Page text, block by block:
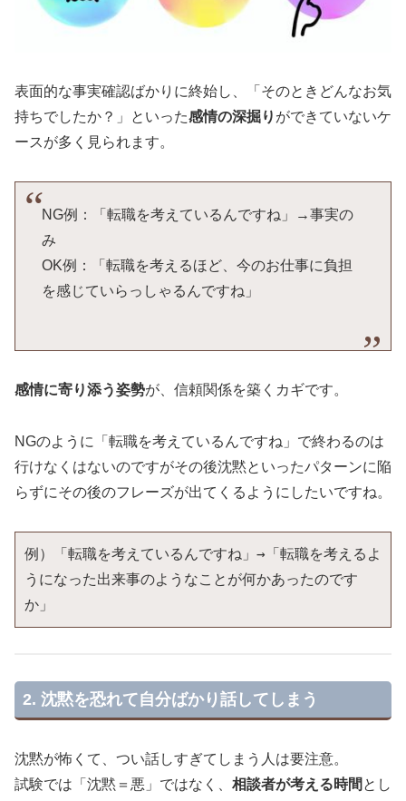
表面的な事実確認ばかりに終始し、「そのときどんなお気
持ちでしたか？」といった感情の深掘り ができていないケ
ースが多く見られます。
NG例：「転職を考えているんですね」→事実の
み
OK例：「転職を考えるほど、今のお仕事に負担
を感じていらっしゃるんですね」
感情に寄り添う姿勢が、信頼関係を築くカギです。
NGのように「転職を考えているんですね」で終わるのは
行けなくはないのですがその後沈黙といったパターンに陥
らずにその後のフレーズが出てくるようにしたいですね。
例）「転職を考えているんですね」→「転職を考えるよ
うになった出来事のようなことが何かあったのです
か」
2. 沈黙を恐れて自分ばかり話してしまう
沈黙が怖くて、つい話しすぎてしまう人は要注意。
試験では「沈黙＝悪」ではなく、 相談者が考える時間 とし